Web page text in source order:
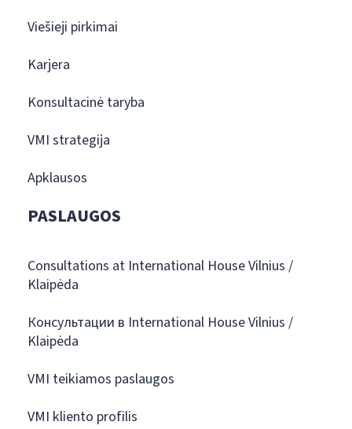
Viešieji pirkimai
Karjera
Konsultacinė taryba
VMI strategija
Apklausos
PASLAUGOS
Consultations at International House Vilnius /
Klaipėda
Консультации в International House Vilnius /
Klaipėda
VMI teikiamos paslaugos
VMI kliento profilis